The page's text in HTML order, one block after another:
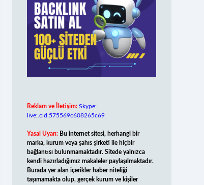
Reklam ve İletişim: Skype:
live:.cid.575569c608265c69
Yasal Uyarı: Bu internet sitesi, herhangi bir
marka, kurum veya şahıs şirketi ile hiçbir
bağlantısı bulunmamaktadır. Sitede yalnızca
kendi hazırladığımız makaleler paylaşılmaktadır.
Burada yer alan içerikler haber niteliği
taşımamakta olup, gerçek kurum ve kişiler